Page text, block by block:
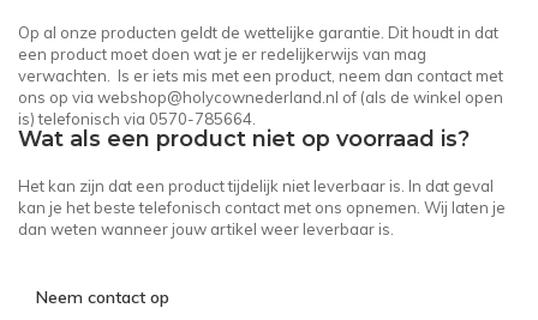
Op al onze producten geldt de wettelijke garantie. Dit houdt in dat
een product moet doen wat je er redelijkerwijs van mag
verwachten. Is er iets mis met een product, neem dan contact met
ons op via webshop@holycownederland.nl of (als de winkel open
is) telefonisch via 0570-785664.
Wat als een product niet op voorraad is?
Het kan zijn dat een product tijdelijk niet leverbaar is. In dat geval
kan je het beste telefonisch contact met ons opnemen. Wij laten je
dan weten wanneer jouw artikel weer leverbaar is.
Neem contact op